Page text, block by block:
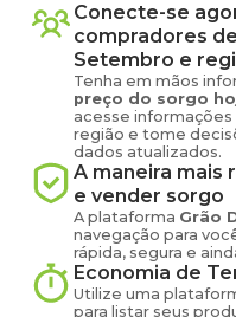
Conecte-se
compradores de
Setembro e
Tenha em mãos
preço do sorgo
acesse
região e tome
dados atualizados.
A maneira mais
e vender sorgo
A plataforma Grão
navegação para
rápida, segura e
Economia de
Utilize uma
para listar seus